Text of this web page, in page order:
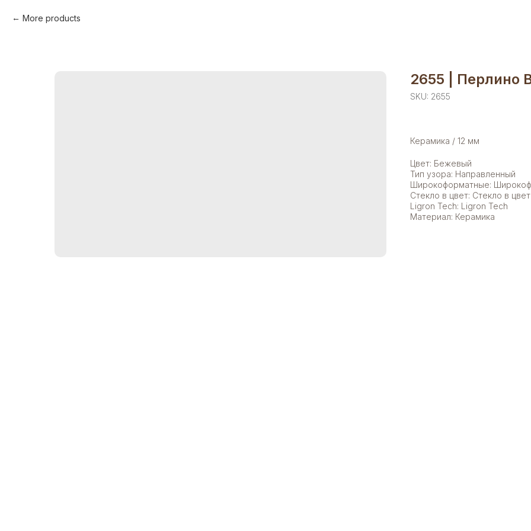
More products
2655 | Перлино
SKU: 2655
Керамика / 12 мм
Цвет: Бежевый
Тип узора: Направленный
Широкоформатные:
Стекло в цвет: Стекло в цвет
Ligron Tech: Ligron Tech
Материал: Керамика